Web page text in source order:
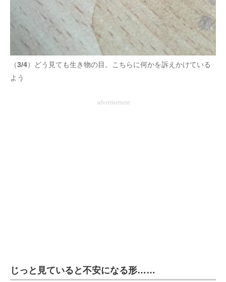
（3/4）どう見ても生き物の目。こちらに何かを訴えかけている
よう
advertisement
じっと見ていると不安になる形……